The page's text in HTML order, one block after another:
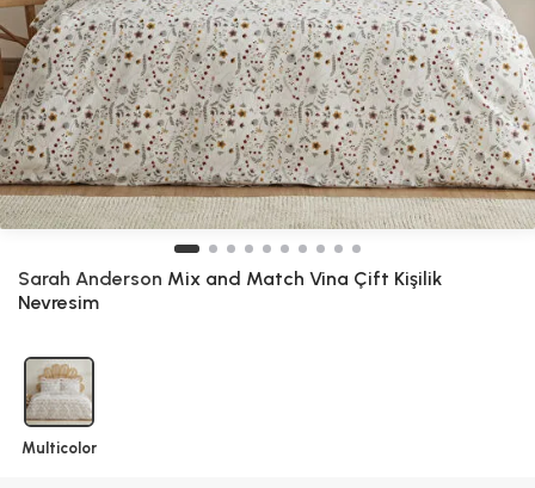
Sarah Anderson Mix and Match Vina Çift Kişilik
Nevresim
Multicolor